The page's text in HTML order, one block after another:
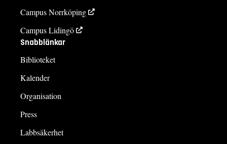
Campus Norrköping
Campus Lidingö
Snabblänkar
Biblioteket
Kalender
Organisation
Press
Labbsäkerhet